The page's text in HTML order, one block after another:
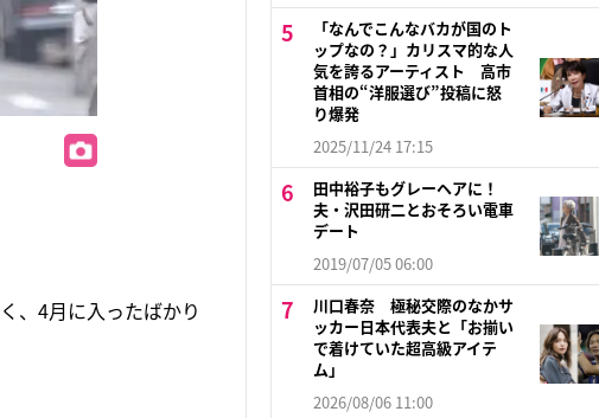
、4月に入ったばかり
「なんでこんなバカが国のト
ップなの？」カリスマ的な人
気を誇るアーティスト 高市
首相の“洋服選び”投稿に怒
り爆発
2025/11/24 17:15
田中裕子もグレーヘアに！
夫・沢田研二とおそろい電車
デート
2019/07/05 06:00
川口春奈 極秘交際のなかサ
ッカー日本代表夫と「お揃い
で着けていた超高級アイテ
ム」
2026/08/06 11:00